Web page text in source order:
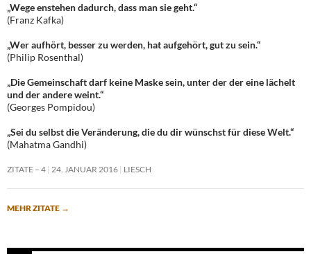
„Wege enstehen dadurch, dass man sie geht.“
(Franz Kafka)
„Wer aufhört, besser zu werden, hat aufgehört, gut zu sein.“
(Philip Rosenthal)
„Die Gemeinschaft darf keine Maske sein, unter der der eine lächelt
und der andere weint.“
(Georges Pompidou)
„Sei du selbst die Veränderung, die du dir wünschst für diese Welt.“
(Mahatma Gandhi)
ZITATE – 4 24. JANUAR 2016 LIESCH
MEHR ZITATE →